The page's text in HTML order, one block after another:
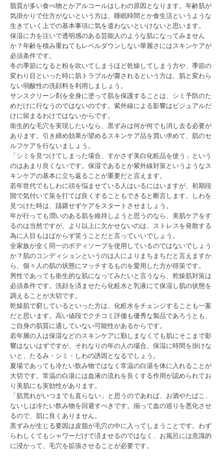
脂質が多い食べ物とかアルコールはしわの原因となります。年齢肌が
気掛かりで仕方がないという方は、睡眠時間とか食生活というような
生きていく上での基本事項に気を遣わないといけないと思います。
保湿に力を注いで透明感のある芸能人のような肌になってみません
か？年齢を積み重ねてもレベルダウンしない華麗さにはスキンケアが
必須条件です。
冬の季節になると粉を吹いてしまうほど乾燥してしまう方や、季節の
変わり目といった時に肌トラブルが齎されるという方は、肌と変わら
ない弱酸性の洗顔料を利用しましょう。
サンスクリーン剤を全身に塗って肌を保護することは、シミ予防のた
めだけに行なうのではないのです。紫外線による影響はビジュアルだ
けに留まるわけではないからです。
衛生的な毛穴を実現したいなら、黒ずみは何が何でも消し去る必要が
あります。引き締め効果が望めるスキンケア品を買い求めて、肌のセ
ルフケアを行ないましょう。
「シミを見つけてしまった場合、すかさず美白化粧品を使う」という
のはあまり良くないです。保湿であるとか紫外線対策というようなス
キンケアの基本に立ち返ることが重要だと言えます。
若年世代でもしわに頭を悩ませている人はいるにはいますが、初期段
階で気付いて策を打てば良くすることもできると断言します。しわを
見つけた時は、躊躇せずケアをスタートさせましょう。
年が行っても潤いのある肌を維持しようと思うのなら、美肌ケアをす
るのは当然ですが、より以上に欠かせないのは、ストレスを発散する
為に人目もはばからず笑うことだと言っていいでしょう。
全家族が全く同一のボディソープを使用しているのではないでしょう
か？肌のコンディションというのは人によりまちまちだと言えますか
ら、個々人の肌の状態にマッチするものを愛用した方が得策です。
男性であっても衛生的な肌になってみたいと言うなら、乾燥肌対策は
必須条件です。洗顔を済ませたら化粧水と乳液にて保湿し肌の状態を
調えることが大切です。
乾燥肌で窮しているといった方は、化粧水をチェンジすることも一案
だと思います。高い値段でクチコミ評価も優秀な製品であろうとも、
ご自身の肌質に適していない可能性があるからです。
若年層の人は保湿などのスキンケアに勤しまなくても肌にそこまで影
響はないはずですが、それなりの年の人の場合、保湿に時間を掛けな
いと、たるみ・シミ・しわの誘因となるでしょう。
夏場であっても冷たい飲み物ではなく常温の白湯を体に入れることが
大切です。常温の白湯には血液の流れを良くする作用が認められてお
り美肌にも実効性があります。
「肌荒れがいつまでも直らない」と思うのであれば、お酒やたばこ、
ないしは冷たい飲み物を回避すべきです。揃って血の巡りを悪化させ
るので、肌に良くありません。
黒ずみが生じる要因は皮脂が毛穴の中に入ってしまうことです。わず
らわしくてもシャワーだけで済ませるのではなく、お風呂には意識的
に浸かって、毛穴を拡張させることが必要です。